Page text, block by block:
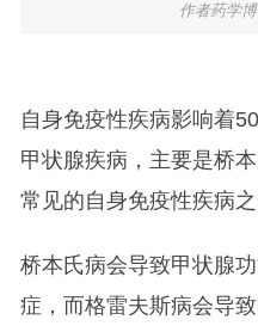
作者药学
自身免疫性疾病影响着
甲状腺疾病，主要是桥
常见的自身免疫性疾病之
桥本氏病会导致甲状腺
症，而格雷夫斯病会导